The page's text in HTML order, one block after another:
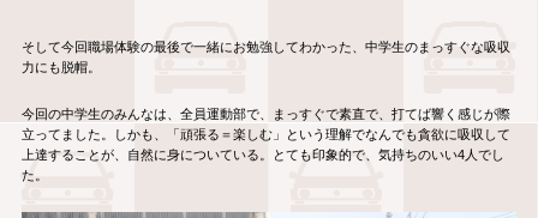
そして今回職場体験の最後で一緒にお勉強してわかった、中学生のまっすぐな吸収
力にも脱帽。
今回の中学生のみんなは、全員運動部で、まっすぐで素直で、打てば響く感じが際
立ってました。しかも、「頑張る＝楽しむ」という理解でなんでも貪欲に吸収して
上達することが、自然に身についている。とても印象的で、気持ちのいい4人でし
た。